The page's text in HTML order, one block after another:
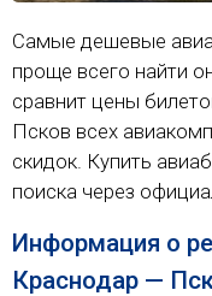
Самые дешевые
проще всего найти
сравнит цены
Псков всех
скидок. Купить
поиска через
Информация о
Краснодар —